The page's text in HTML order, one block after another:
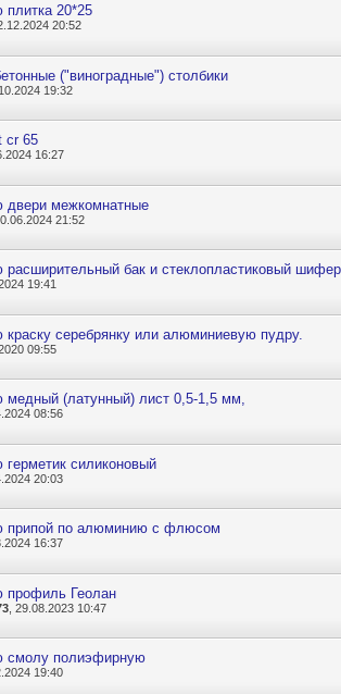
плитка 20*25
20:52
("виноградные") столбики
19:32
cr 65
16:27
двери межкомнатные
21:52
расширительный бак и стеклопластиковый
19:41
краску серебрянку или алюминиевую пудру.
09:55
медный (латунный) лист 0,5-1,5 мм,
08:56
герметик силиконовый
20:03
припой по алюминию с флюсом
16:37
профиль Геолан
, 29.08.2023 10:47
смолу полиэфирную
19:40